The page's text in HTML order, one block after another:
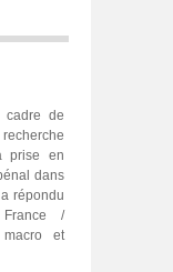
cadre de
prise en
dans
répondu
/
et